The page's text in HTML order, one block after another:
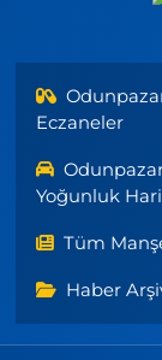
Eczaneler
Yoğunluk
Tüm
Haber